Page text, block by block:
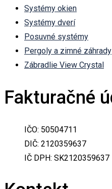
Systémy okien
Systémy dverí
Posuvné systémy
Pergoly a zimné záhrady
Zábradlie View Crystal
Fakturačné
IČO: 50504711
DIČ: 2120359637
IČ DPH: SK2120359637